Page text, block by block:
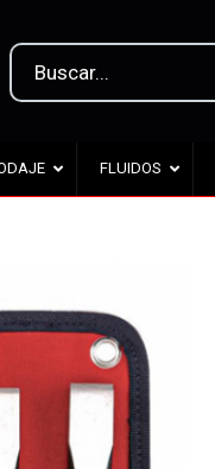
FLUIDOS